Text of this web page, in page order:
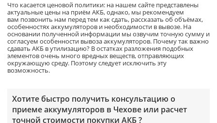
Что касается ценовой политики: на нашем сайте представлены
актуальные цены на приём АКБ, однако, мы рекомендуем
вам позвонить нам перед тем как сдать, рассказать об объёмах,
особенностях аккумуляторов и необходимости в вывозе. На
основании полученной информации мы озвучим точную сумму и
согласуем особенности вывоза аккумуляторов. Почему так важно
сдавать АКБ в утилизацию? Востатках разложения подобных
элементов очень много вредных веществ, отправляющих
окружающую среду. Поэтому следует исключить эту
возможность.
Хотите быстро получить консультацию о
приеме аккумуляторов в Чехове или расчет
точной стоимости покупки АКБ ?